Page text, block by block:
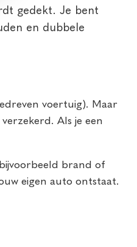
gedekt. Je bent
en dubbele
voertuig). Maar
Als je een
brand of
eigen auto ontstaat.